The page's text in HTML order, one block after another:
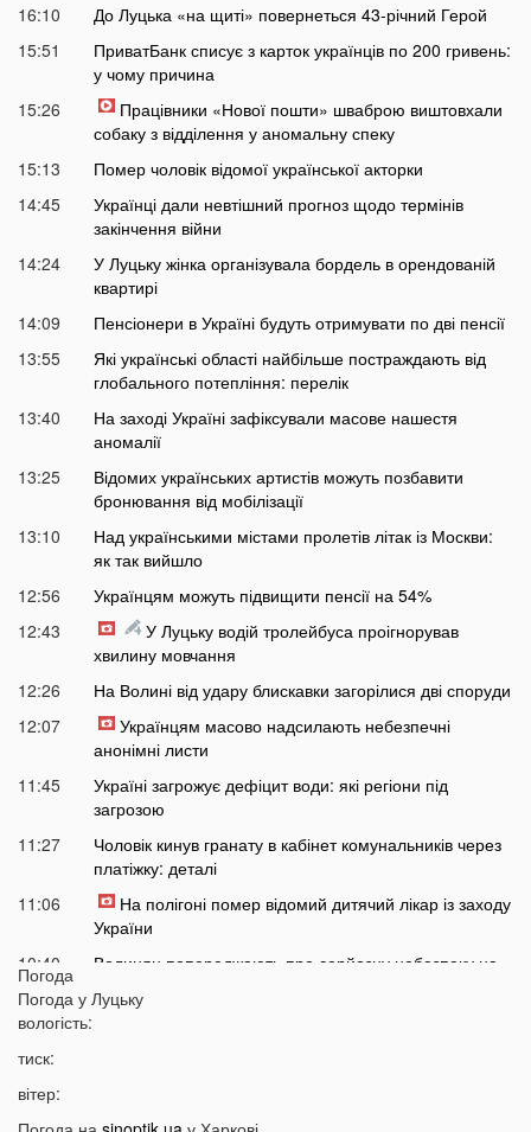
16:10
До Луцька «на щиті» повернеться 43-річний Герой
15:51
ПриватБанк списує з карток українців по 200 гривень:
у чому причина
15:26
Працівники «Нової пошти» шваброю виштовхали
собаку з відділення у аномальну спеку
15:13
Помер чоловік відомої української акторки
14:45
Українці дали невтішний прогноз щодо термінів
закінчення війни
14:24
У Луцьку жінка організувала бордель в орендованій
квартирі
14:09
Пенсіонери в Україні будуть отримувати по дві пенсії
13:55
Які українські області найбільше постраждають від
глобального потепління: перелік
13:40
На заході Україні зафіксували масове нашестя
аномалії
13:25
Відомих українських артистів можуть позбавити
бронювання від мобілізації
13:10
Над українськими містами пролетів літак із Москви:
як так вийшло
12:56
Українцям можуть підвищити пенсії на 54%
12:43
У Луцьку водій тролейбуса проігнорував
хвилину мовчання
12:26
На Волині від удару блискавки загорілися дві споруди
12:07
Українцям масово надсилають небезпечні
анонімні листи
11:45
Україні загрожує дефіцит води: які регіони під
загрозою
11:27
Чоловік кинув гранату в кабінет комунальників через
платіжку: деталі
11:06
На полігоні помер відомий дитячий лікар із заходу
України
10:40
Волинян попереджають про серйозну небезпеку на
10:15
Погода
Погода у Луцьку
вологість:
тиск:
вітер: